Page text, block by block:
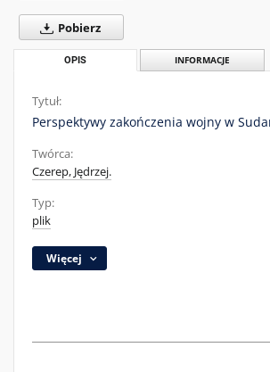
Pobierz
OPIS INFORMACJE
Tytuł:
Perspektywy zakończenia wojny w
Twórca:
Czerep, Jędrzej.
Typ:
plik
Więcej